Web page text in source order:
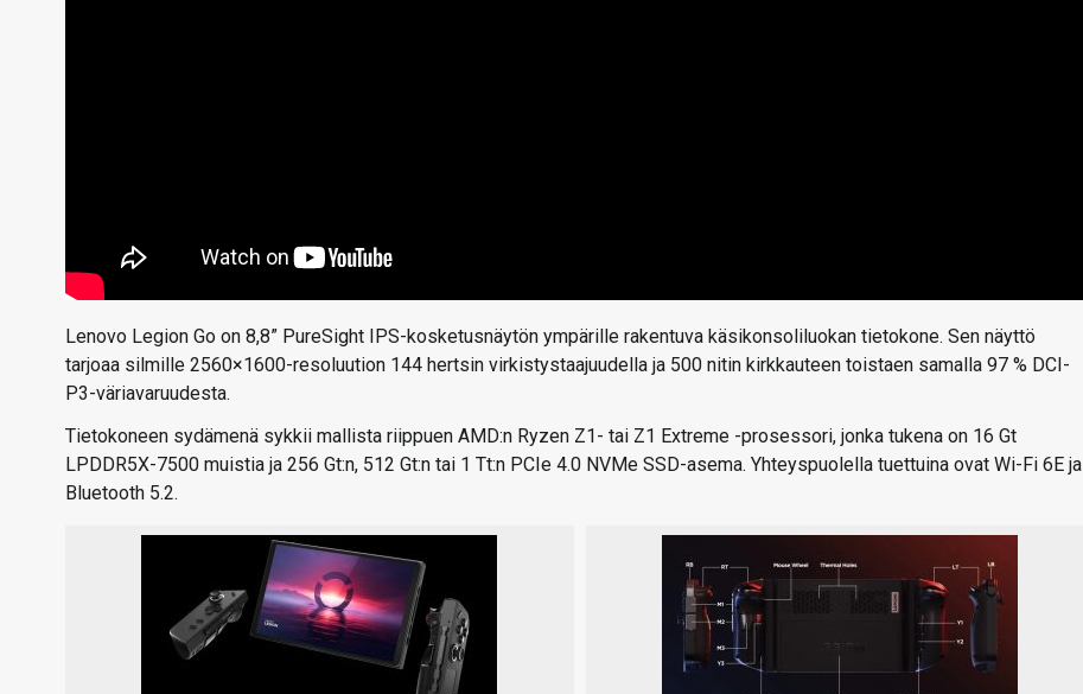
Lenovo Legion Go on 8,8” PureSight IPS-kosketusnäytön ympärille rakentuva käsikonsoliluokan tietokone. Sen näyttö
tarjoaa silmille 2560×1600-resoluution 144 hertsin virkistystaajuudella ja 500 nitin kirkkauteen toistaen samalla 97 % DCI-
P3-väriavaruudesta.
Tietokoneen sydämenä sykkii mallista riippuen AMD:n Ryzen Z1- tai Z1 Extreme -prosessori, jonka tukena on 16 Gt
LPDDR5X-7500 muistia ja 256 Gt:n, 512 Gt:n tai 1 Tt:n PCIe 4.0 NVMe SSD-asema. Yhteyspuolella tuettuina ovat Wi-Fi 6E ja
Bluetooth 5.2.